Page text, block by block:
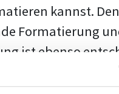
kannst.
Formatierung
ist ebenso
selbst. Jeder